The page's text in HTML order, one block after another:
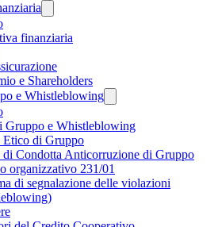
finanziaria
e Shareholders
e Whistleblowing
Gruppo e Whistleblowing
Etico di Gruppo
di Condotta Anticorruzione di Gruppo
organizzativo 231/01
di segnalazione delle violazioni